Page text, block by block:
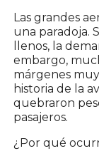
Las grandes
una paradoja.
llenos, la
embargo,
márgenes
historia de la
quebraron
pasajeros.
¿Por qué